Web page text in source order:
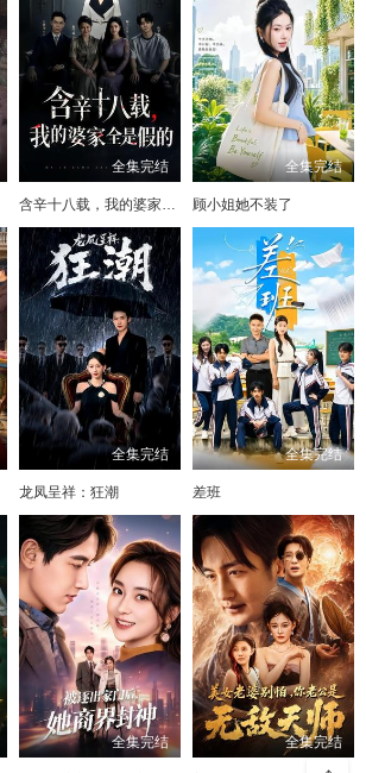
全集完结
含辛十八载，我的婆家全是假的
全集完结
顾小姐她不装了
全集完结
龙凤呈祥：狂潮
全集完结
差班
全集完结 全集完结